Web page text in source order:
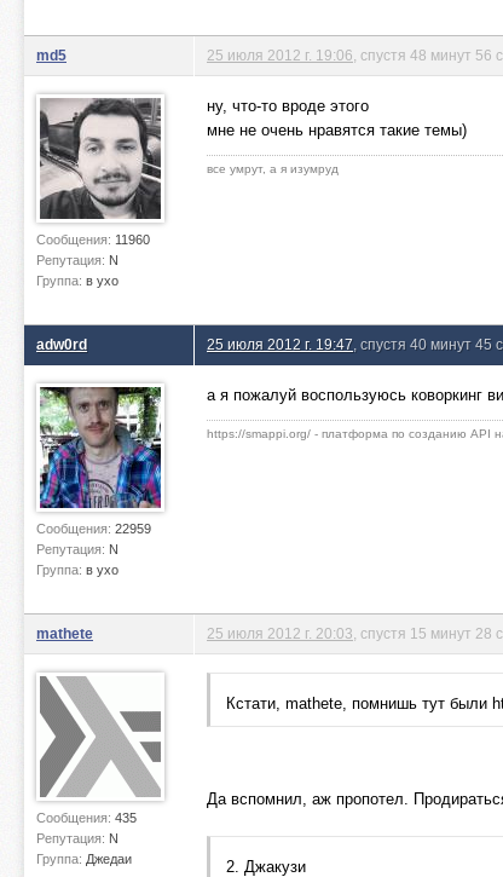
md5
Сообщения: 11960
Репутация: N
Группа: в ухо
25 июля 2012 г. 19:06 , спустя 48 минут 56
ну, что-то вроде этого
мне не очень нравятся такие темы)
все умрут, а я изумруд
adw0rd
Сообщения: 22959
Репутация: N
Группа: в ухо
25 июля 2012 г. 19:47 , спустя 40 минут 45
а я пожалуй воспользуюсь коворкинг
https://smappi.org/ - платформа по созданию API
mathete
Сообщения: 435
Репутация: N
Группа: Джедаи
25 июля 2012 г. 20:03 , спустя 15 минут 28
Кстати, mathete, помнишь тут были
Да вспомнил, аж пропотел.
2. Джакузи